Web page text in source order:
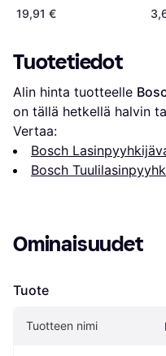
19,91 €
E60
Tuotetiedot
Alin hinta tuotteelle
on tällä hetkellä halvin
Vertaa:
Bosch
Bosch
Ominaisuudet
Tuote
Tuotteen nimi